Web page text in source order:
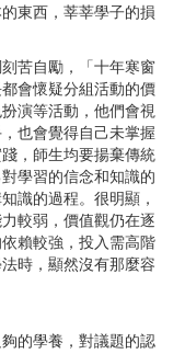
東西，莘莘學子的損
苦自勵，「十年寒窗
會懷疑分組活動的價
演等活動，他們會視
也會覺得自己未掌握
，師生均要揚棄傳統
學習的信念和知識的
識的過程。很明顯，
較弱，價值觀仍在逐
賴較強，投入需高階
時，顯然沒有那麼容
的學養，對議題的認